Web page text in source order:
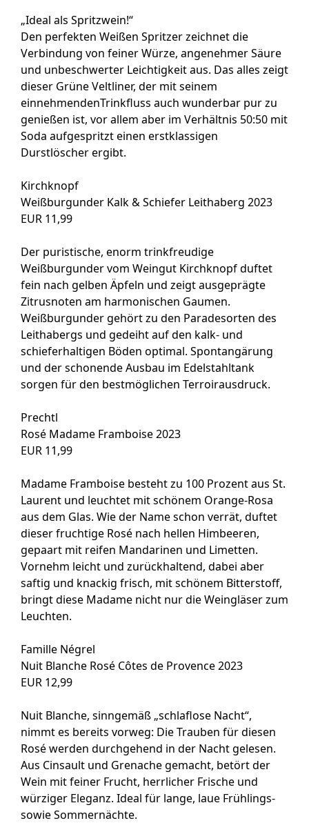
„Ideal als Spritzwein!“
Den perfekten Weißen Spritzer zeichnet die
Verbindung von feiner Würze, angenehmer Säure
und unbeschwerter Leichtigkeit aus. Das alles zeigt
dieser Grüne Veltliner, der mit seinem
einnehmendenTrinkfluss auch wunderbar pur zu
genießen ist, vor allem aber im Verhältnis 50:50 mit
Soda aufgespritzt einen erstklassigen
Durstlöscher ergibt.
Kirchknopf
Weißburgunder Kalk & Schiefer Leithaberg 2023
EUR 11,99
Der puristische, enorm trinkfreudige
Weißburgunder vom Weingut Kirchknopf duftet
fein nach gelben Äpfeln und zeigt ausgeprägte
Zitrusnoten am harmonischen Gaumen.
Weißburgunder gehört zu den Paradesorten des
Leithabergs und gedeiht auf den kalk- und
schieferhaltigen Böden optimal. Spontangärung
und der schonende Ausbau im Edelstahltank
sorgen für den bestmöglichen Terroirausdruck.
Prechtl
Rosé Madame Framboise 2023
EUR 11,99
Madame Framboise besteht zu 100 Prozent aus St.
Laurent und leuchtet mit schönem Orange-Rosa
aus dem Glas. Wie der Name schon verrät, duftet
dieser fruchtige Rosé nach hellen Himbeeren,
gepaart mit reifen Mandarinen und Limetten.
Vornehm leicht und zurückhaltend, dabei aber
saftig und knackig frisch, mit schönem Bitterstoff,
bringt diese Madame nicht nur die Weingläser zum
Leuchten.
Famille Négrel
Nuit Blanche Rosé Côtes de Provence 2023
EUR 12,99
Nuit Blanche, sinngemäß „schlaflose Nacht“,
nimmt es bereits vorweg: Die Trauben für diesen
Rosé werden durchgehend in der Nacht gelesen.
Aus Cinsault und Grenache gemacht, betört der
Wein mit feiner Frucht, herrlicher Frische und
würziger Eleganz. Ideal für lange, laue Frühlings-
sowie Sommernächte.